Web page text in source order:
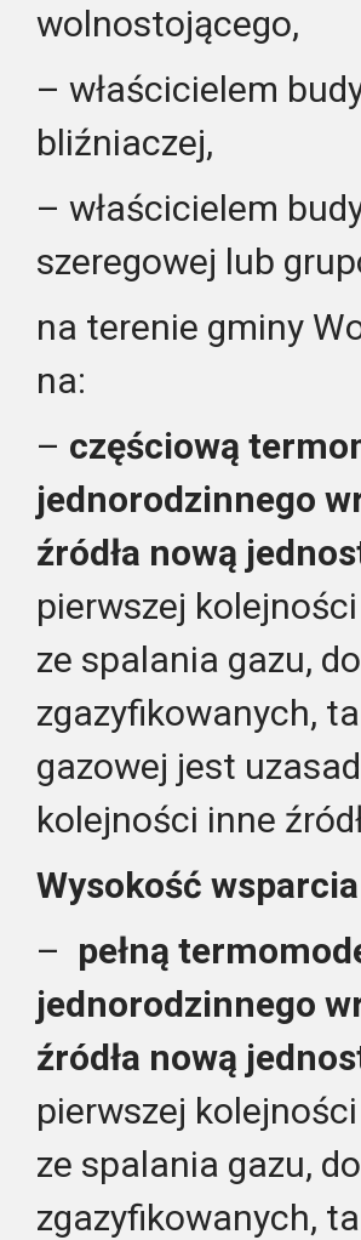
wolnostojącego,
– właścicielem
bliźniaczej,
– właścicielem
szeregowej lub
na terenie gminy
na:
– częściową
jednorodzinnego
źródła nową
pierwszej
ze spalania gazu,
zgazyfikowanych,
gazowej jest
kolejności inne
Wysokość
– pełną
jednorodzinnego
źródła nową
pierwszej
ze spalania gazu,
zgazyfikowanych,